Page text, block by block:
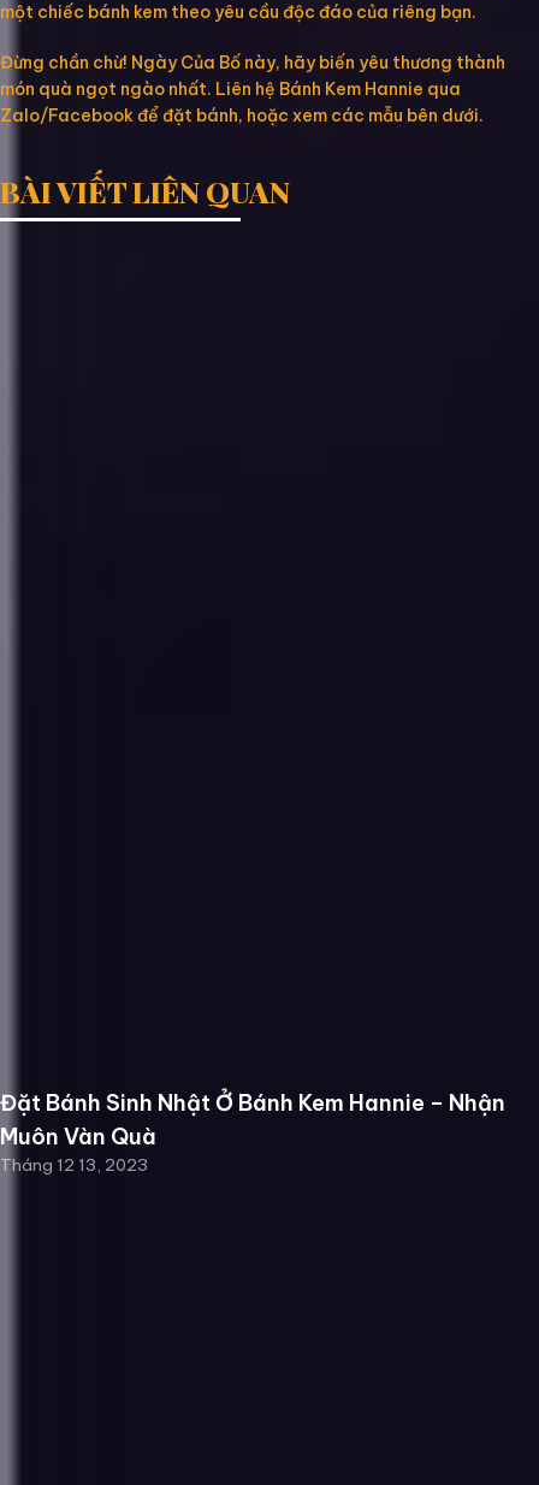
một chiếc bánh kem theo yêu cầu độc đáo của riêng bạn.
Đừng chần chừ! Ngày Của Bố này, hãy biến yêu thương thành
món quà ngọt ngào nhất. Liên hệ Bánh Kem Hannie qua
Zalo/Facebook để đặt bánh, hoặc xem các mẫu bên dưới.
BÀI VIẾT LIÊN QUAN
Đặt Bánh Sinh Nhật Ở Bánh Kem Hannie – Nhận
Muôn Vàn Quà
Tháng 12 13, 2023